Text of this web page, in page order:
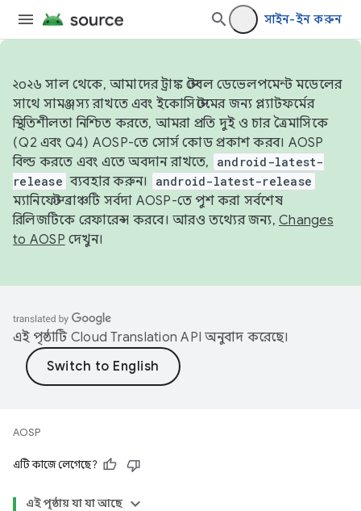
সাইন-ইন করুন
২০২৬ সাল থেকে, আমাদের ট্রাঙ্ক স্টেবল ডেভেলপমেন্ট মডেলের
সাথে সামঞ্জস্য রাখতে এবং ইকোসিস্টেমের জন্য প্ল্যাটফর্মের
স্থিতিশীলতা নিশ্চিত করতে, আমরা প্রতি দুই ও চার ত্রৈমাসিকে
(Q2 এবং Q4) AOSP-তে সোর্স কোড প্রকাশ করব। AOSP
বিল্ড করতে এবং এতে অবদান রাখতে,
android-latest-
release ব্যবহার করুন। android-latest-release
ম্যানিফেস্ট ব্রাঞ্চটি সর্বদা AOSP-তে পুশ করা সর্বশেষ
রিলিজটিকে রেফারেন্স করবে। আরও তথ্যের জন্য, Changes
to AOSP দেখুন।
এই পৃষ্ঠাটি Cloud Translation API অনুবাদ করেছে।
AOSP
এটি কাজে লেগেছে?
এই পৃষ্ঠায় যা যা আছে